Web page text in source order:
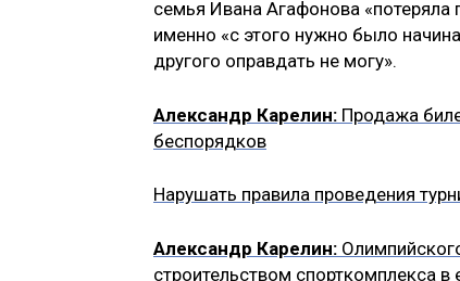
семья Ивана Агафонова «потеряла
именно «с этого нужно было
другого оправдать не могу».
Александр Карелин: Продажа
беспорядков
Нарушать правила проведения
Александр Карелин:
строительством спорткомплекса в